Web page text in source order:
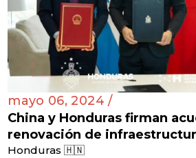
mayo 06, 2024 /
China y Honduras firman
renovación de
Honduras 🇭🇳